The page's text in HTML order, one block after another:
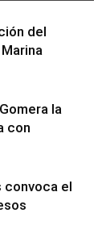
del
la
con
convoca el